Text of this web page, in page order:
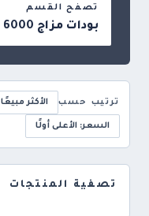
تصفح القسم
بودات مزاج 6000
ترتيب حسب الأكثر مبيعًا
السعر: الأعلى أولًا
تصفية المنتجات